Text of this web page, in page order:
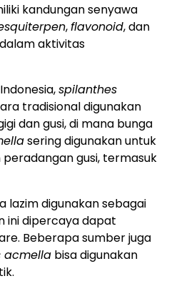
kandungan senyawa
,flavonoid, dan
aktivitas
spilanthes
tradisional digunakan
dan gusi, di mana bunga
sering digunakan untuk
gusi, termasuk
lazim digunakan sebagai
ini dipercaya dapat
Beberapa sumber juga
acmella bisa digunakan